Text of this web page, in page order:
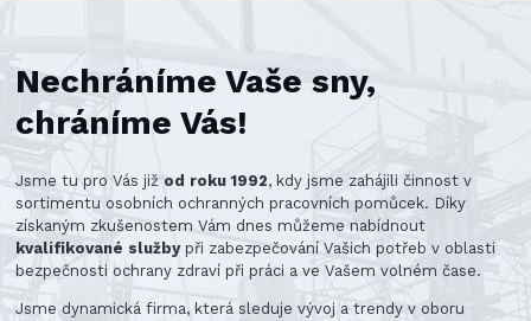
Nechráníme Vaše sny,
chráníme Vás!
Jsme tu pro Vás již od roku 1992, kdy jsme zahájili činnost v
sortimentu osobních ochranných pracovních pomůcek. Díky
získaným zkušenostem Vám dnes můžeme nabídnout
kvalifikované službypři zabezpečování Vašich potřeb v oblasti
bezpečnosti ochrany zdraví při práci a ve Vašem volném čase.
Jsme dynamická firma, která sleduje vývoj a trendy v oboru